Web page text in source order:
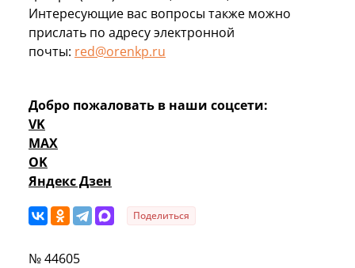
Интересующие вас вопросы также можно
прислать по адресу электронной
почты: red@orenkp.ru
Добро пожаловать в наши соцсети:
VK
MAX
OK
Яндекс Дзен
Поделиться
№ 44605